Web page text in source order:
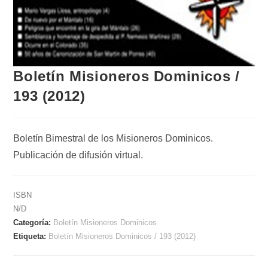
Boletín Misioneros Dominicos /
193 (2012)
Boletín Bimestral de los Misioneros Dominicos.
Publicación de difusión virtual.
ISBN
N/D
Categoría: Boletín Misioneros Dominicos
Etiqueta: Boletín Misioneros Dominicos / 193 (2012)